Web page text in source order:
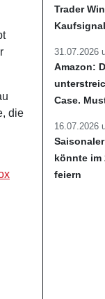
die
Trader
31.07.2026
Amazon:
Case.
16.07.2026
könnte im
feiern